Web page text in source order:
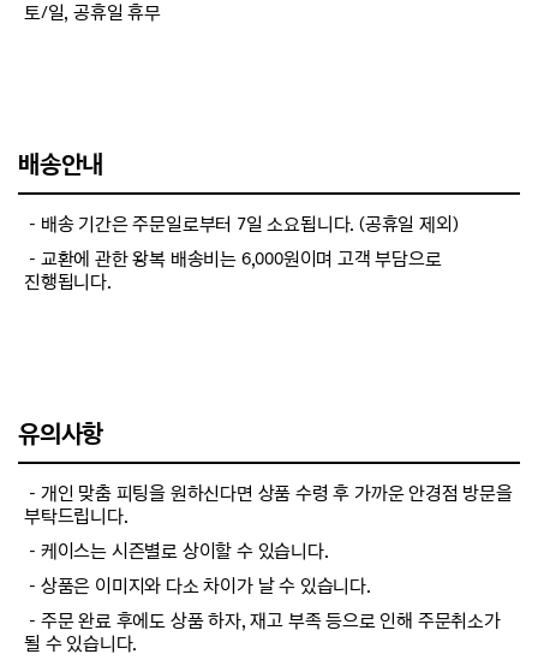
토/일, 공휴일 휴무
배송안내
－배송 기간은 주문일로부터 7일 소요됩니다. (공휴일 제외)
－교환에 관한 왕복 배송비는 6,000원이며 고객 부담으로
진행됩니다.
유의사항
－개인 맞춤 피팅을 원하신다면 상품 수령 후 가까운 안경점 방문을
부탁드립니다.
－케이스는 시즌별로 상이할 수 있습니다.
－상품은 이미지와 다소 차이가 날 수 있습니다.
－주문 완료 후에도 상품 하자, 재고 부족 등으로 인해 주문취소가
될 수 있습니다.